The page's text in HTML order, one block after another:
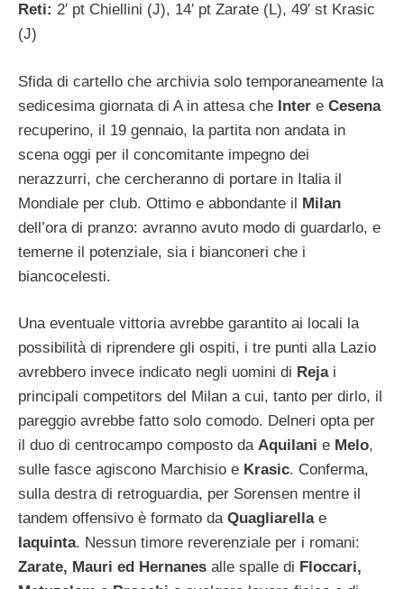
Reti: 2′ pt Chiellini (J), 14′ pt Zarate (L), 49′ st Krasic
(J)
Sfida di cartello che archivia solo temporaneamente la
sedicesima giornata di A in attesa che Inter e Cesena
recuperino, il 19 gennaio, la partita non andata in
scena oggi per il concomitante impegno dei
nerazzurri, che cercheranno di portare in Italia il
Mondiale per club. Ottimo e abbondante il Milan
dell’ora di pranzo: avranno avuto modo di guardarlo, e
temerne il potenziale, sia i bianconeri che i
biancocelesti.
Una eventuale vittoria avrebbe garantito ai locali la
possibilità di riprendere gli ospiti, i tre punti alla Lazio
avrebbero invece indicato negli uomini di Rejai
principali competitors del Milan a cui, tanto per dirlo, il
pareggio avrebbe fatto solo comodo. Delneri opta per
il duo di centrocampo composto da Aquilani e Melo,
sulle fasce agiscono Marchisio e Krasic. Conferma,
sulla destra di retroguardia, per Sorensen mentre il
tandem offensivo è formato da Quagliarellae
Iaquinta. Nessun timore reverenziale per i romani:
Zarate, Mauri ed Hernanes alle spalle di Floccari,